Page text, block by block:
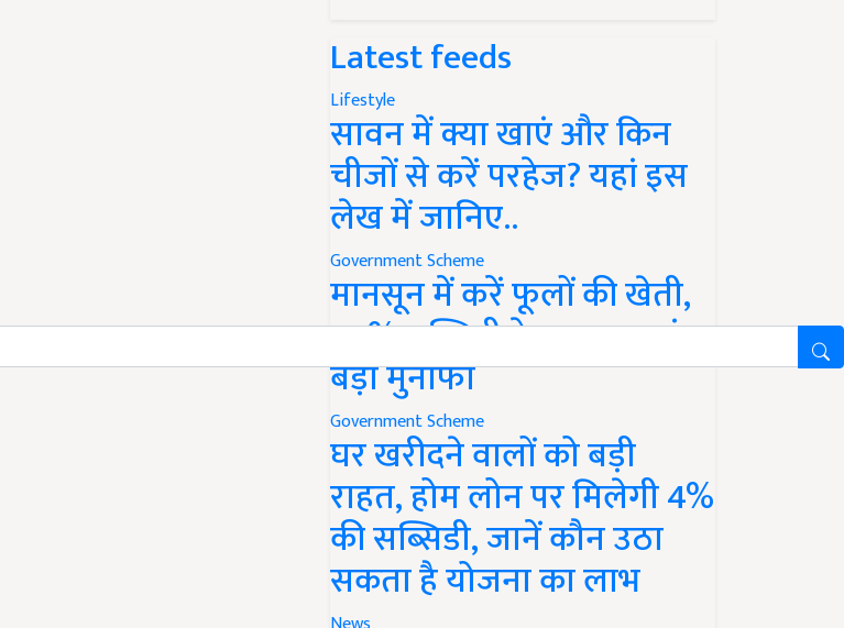
Latest feeds
Lifestyle
सावन में क्या खाएं और किन
चीजों से करें परहेज? यहां इस
लेख में जानिए..
Government Scheme
मानसून में करें फूलों की खेती,
50% सब्सिडी के साथ कमाएं
बड़ा मुनाफा
Government Scheme
घर खरीदने वालों को बड़ी
राहत, होम लोन पर मिलेगी 4%
की सब्सिडी, जानें कौन उठा
सकता है योजना का लाभ